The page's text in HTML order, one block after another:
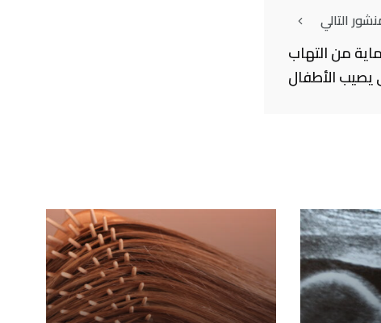
التالي
من التهاب
يصيب الأطفال